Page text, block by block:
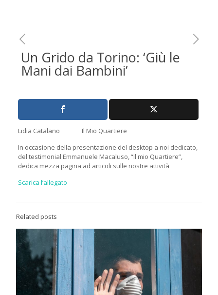
Un Grido da Torino: ‘Giù le
Mani dai Bambini’
Lidia Catalano Il Mio Quartiere
In occasione della presentazione del desktop a noi dedicato,
del testimonial Emmanuele Macaluso, “Il mio Quartiere”,
dedica mezza pagina ad articoli sulle nostre attività
Scarica l’allegato
Related posts